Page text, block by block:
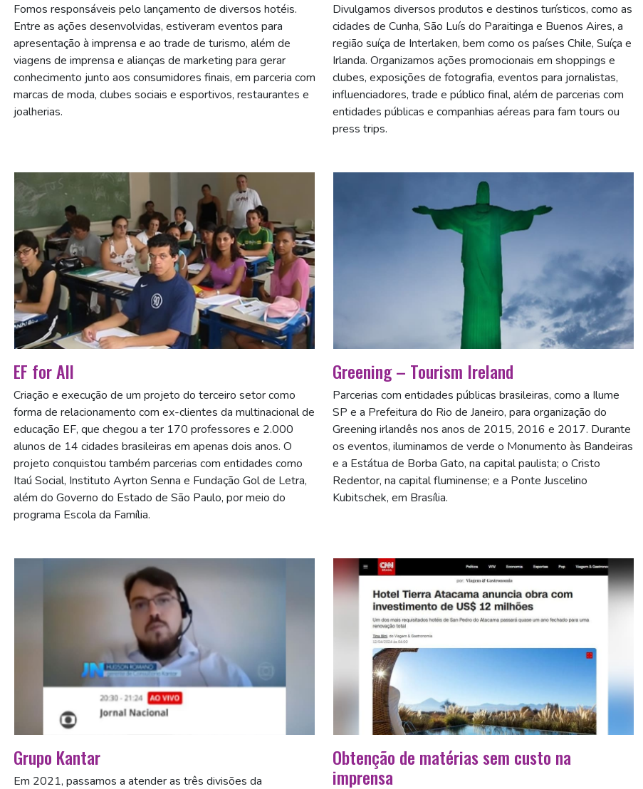
Fomos responsáveis pelo lançamento de diversos hotéis.
Entre as ações desenvolvidas, estiveram eventos para
apresentação à imprensa e ao trade de turismo, além de
viagens de imprensa e alianças de marketing para gerar
conhecimento junto aos consumidores finais, em parceria com
marcas de moda, clubes sociais e esportivos, restaurantes e
joalherias.
Divulgamos diversos produtos e destinos turísticos, como as
cidades de Cunha, São Luís do Paraitinga e Buenos Aires, a
região suíça de Interlaken, bem como os países Chile, Suíça e
Irlanda. Organizamos ações promocionais em shoppings e
clubes, exposições de fotografia, eventos para jornalistas,
influenciadores, trade e público final, além de parcerias com
entidades públicas e companhias aéreas para fam tours ou
press trips.
EF for All
Criação e execução de um projeto do terceiro setor como
forma de relacionamento com ex-clientes da multinacional de
educação EF, que chegou a ter 170 professores e 2.000
alunos de 14 cidades brasileiras em apenas dois anos. O
projeto conquistou também parcerias com entidades como
Itaú Social, Instituto Ayrton Senna e Fundação Gol de Letra,
além do Governo do Estado de São Paulo, por meio do
programa Escola da Família.
Greening – Tourism Ireland
Parcerias com entidades públicas brasileiras, como a Ilume
SP e a Prefeitura do Rio de Janeiro, para organização do
Greening irlandês nos anos de 2015, 2016 e 2017. Durante
os eventos, iluminamos de verde o Monumento às Bandeiras
e a Estátua de Borba Gato, na capital paulista; o Cristo
Redentor, na capital fluminense; e a Ponte Juscelino
Kubitschek, em Brasília.
Grupo Kantar
Em 2021, passamos a atender as três divisões da
Obtenção de matérias sem custo na
imprensa